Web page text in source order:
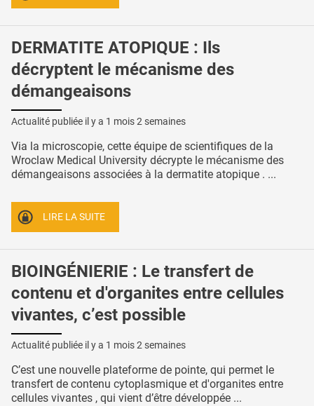
DERMATITE ATOPIQUE : Ils
décryptent le mécanisme des
démangeaisons
Actualité publiée il y a 1 mois 2 semaines
Via la microscopie, cette équipe de scientifiques de la
Wroclaw Medical University décrypte le mécanisme des
démangeaisons associées à la dermatite atopique . ...
LIRE LA SUITE
BIOINGÉNIERIE : Le transfert de
contenu et d'organites entre cellules
vivantes, c’est possible
Actualité publiée il y a 1 mois 2 semaines
C’est une nouvelle plateforme de pointe, qui permet le
transfert de contenu cytoplasmique et d'organites entre
cellules vivantes , qui vient d’être développée ...